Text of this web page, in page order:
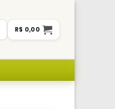
R$ 0,00